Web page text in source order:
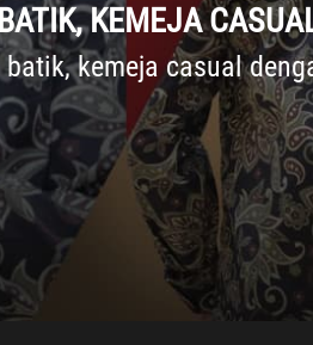
KEMEJA
kemeja casual